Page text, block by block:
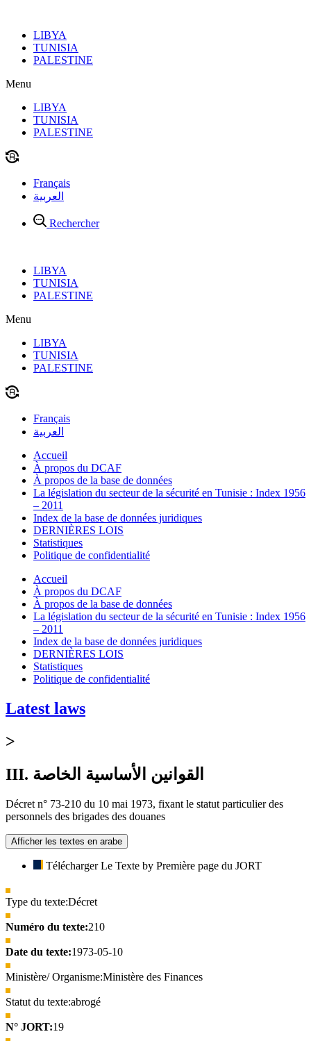
contenuLIBYA
TUNISIA
PALESTINE
Menu
LIBYA
TUNISIA
PALESTINE
Français
العربية
Rechercher
LIBYA
TUNISIA
PALESTINE
Menu
LIBYA
TUNISIA
PALESTINE
Français
العربية
Accueil
À propos du DCAF
À propos de la base de données
La législation du secteur de la sécurité en Tunisie : Index 1956
– 2011
Index de la base de données juridiques
DERNIÈRES LOIS
Statistiques
Politique de confidentialité
Accueil
À propos du DCAF
À propos de la base de données
La législation du secteur de la sécurité en Tunisie : Index 1956
– 2011
Index de la base de données juridiques
DERNIÈRES LOIS
Statistiques
Politique de confidentialité
Latest laws
>
III. القوانين الأساسية الخاصة
Décret n° 73-210 du 10 mai 1973, fixant le statut particulier des
personnels des brigades des douanes
Afficher les textes en arabe
Télécharger Le Texte by Première page du JORT
Type du texte:Décret
Numéro du texte:210
Date du texte:1973-05-10
Ministère/ Organisme:Ministère des Finances
Statut du texte:abrogé
N° JORT:19